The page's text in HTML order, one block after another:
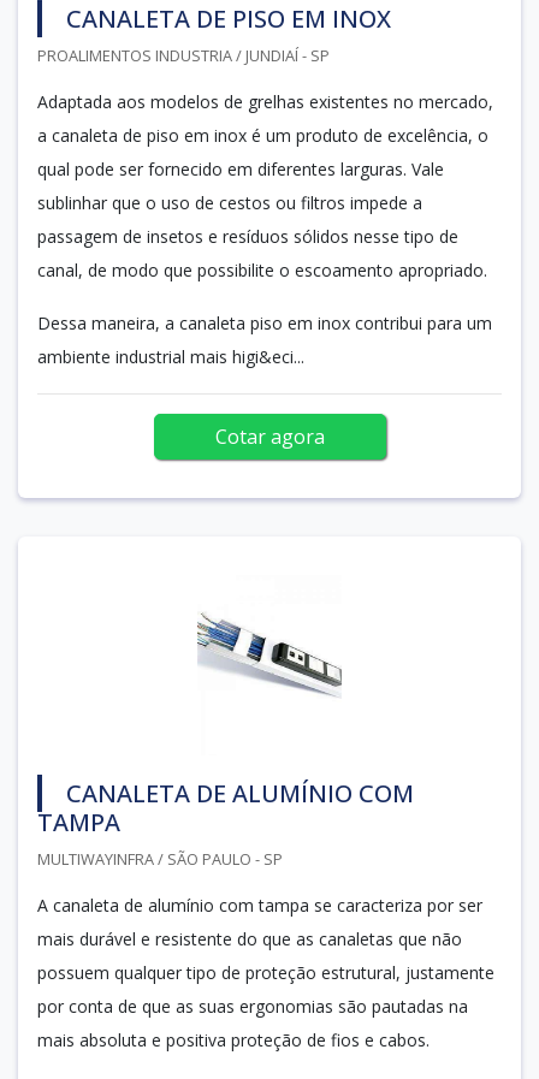
CANALETA DE PISO EM INOX
PROALIMENTOS INDUSTRIA / JUNDIAÍ - SP
Adaptada aos modelos de grelhas existentes no mercado,
a canaleta de piso em inox é um produto de excelência, o
qual pode ser fornecido em diferentes larguras. Vale
sublinhar que o uso de cestos ou filtros impede a
passagem de insetos e resíduos sólidos nesse tipo de
canal, de modo que possibilite o escoamento apropriado.
Dessa maneira, a canaleta piso em inox contribui para um
ambiente industrial mais higi&eci...
Cotar agora
CANALETA DE ALUMÍNIO COM
TAMPA
MULTIWAYINFRA / SÃO PAULO - SP
A canaleta de alumínio com tampa se caracteriza por ser
mais durável e resistente do que as canaletas que não
possuem qualquer tipo de proteção estrutural, justamente
por conta de que as suas ergonomias são pautadas na
mais absoluta e positiva proteção de fios e cabos.